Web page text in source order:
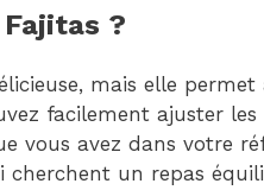
?
mais elle permet
facilement ajuster les
vous avez dans votre
un repas